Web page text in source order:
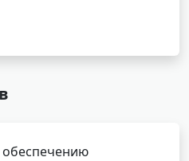
обеспечению